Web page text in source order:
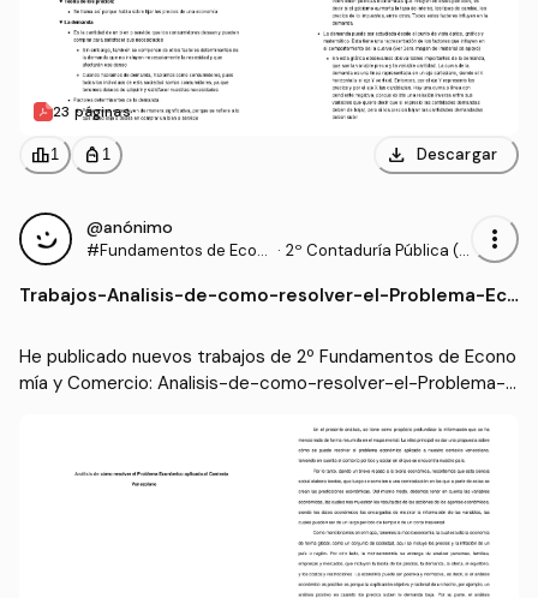
23 páginas
leaderboard1 personal_bag 1 download Descargar
@anónimo
#Fundamentos de Econ · 2º Contaduría Pública (U
more_vert
Trabajos-Analisis-de-como-resolver-el-Problema-Eco
df
He publicado nuevos trabajos de 2º Fundamentos de Econo
mía y Comercio: Analisis-de-como-resolver-el-Problema-E